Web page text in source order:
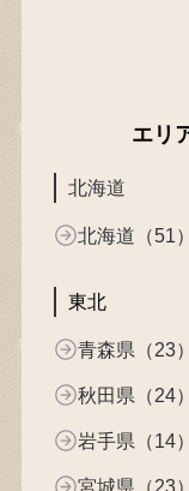
エリ
北海道
北海道（51）
東北
青森県（23）
秋田県（24）
岩手県（14）